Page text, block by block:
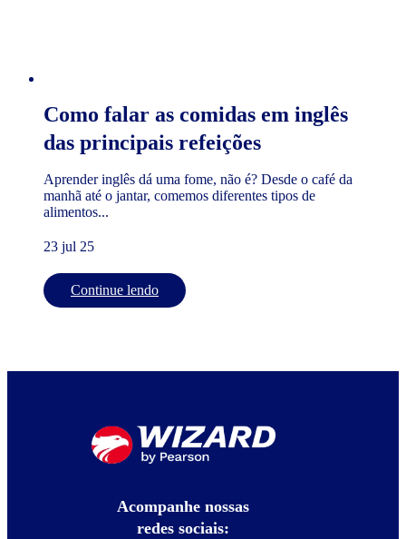
Como falar as comidas em inglês
das principais refeições
Aprender inglês dá uma fome, não é? Desde o café da
manhã até o jantar, comemos diferentes tipos de
alimentos...
23 jul 25
Continue lendo
Acompanhe nossas
redes sociais: